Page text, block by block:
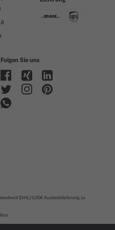
Folgen Sie uns
(DHL) 0,00€ Auslandslieferung zu